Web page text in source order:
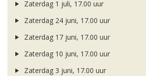
Zaterdag 1 juli, 17.00 uur
Zaterdag 24 juni, 17.00 uur
Zaterdag 17 juni, 17.00 uur
Zaterdag 10 juni, 17.00 uur
Zaterdag 3 juni, 17.00 uur